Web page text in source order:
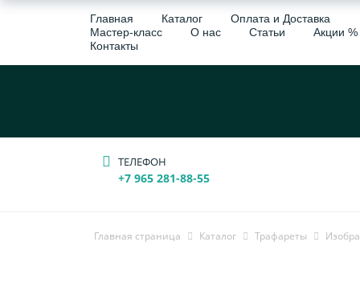
Главная Каталог
Оплата и Доставка
Мастер-класс
О нас Статьи
Акции %
Контакты
ТЕЛЕФОН
+7 965 281-88-55
Главная страница Каталог Трафареты